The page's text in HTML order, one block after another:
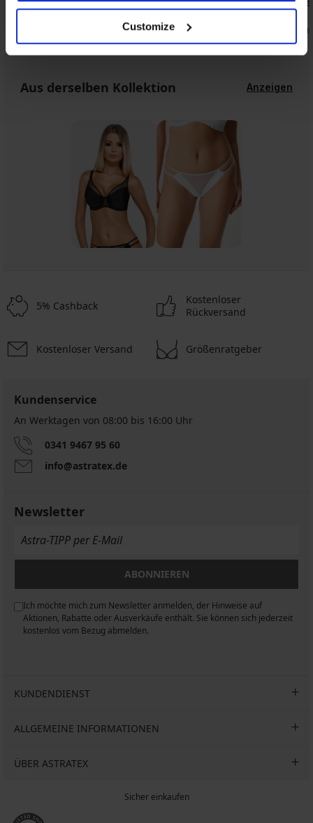
Customize
19,99 €
BRA20
16,99 €
Aus derselben Kollektion Anzeigen
5% Cashback
Kostenloser
Rückversand
Kostenloser Versand Größenratgeber
Kundenservice
An Werktagen von 08:00 bis 16:00 Uhr
0341 9467 95 60
info@astratex.de
Newsletter
ABONNIEREN
Ich möchte mich zum Newsletter anmelden, der Hinweise auf
Aktionen, Rabatte oder Ausverkäufe enthält. Sie können sich jederzeit
kostenlos vom Bezug abmelden.
KUNDENDIENST
ALLGEMEINE INFORMATIONEN
ÜBER ASTRATEX
Sicher einkaufen